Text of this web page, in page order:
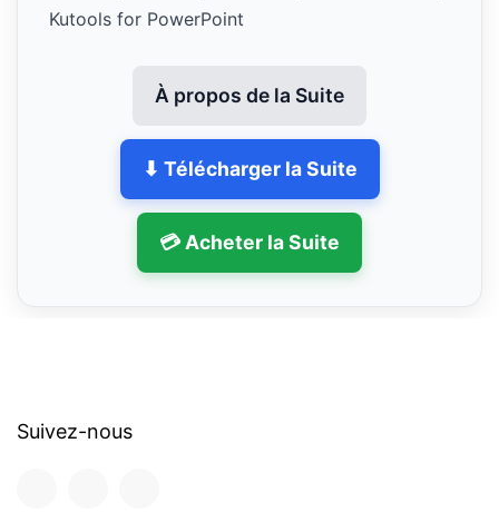
Kutools for PowerPoint
À propos de la Suite
⬇ Télécharger la Suite
💳 Acheter la Suite
Suivez-nous